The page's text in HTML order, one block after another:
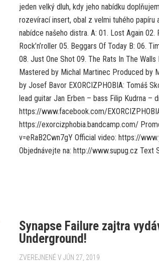
jeden velký dluh, kdy jeho nabídku
rozevírací insert, obal z velmi tuhého papíru
nabídce našeho distra. A: 01. Lost Again
Rock’n’roller 05. Beggars Of Today B: 06.
08. Just One Shot 09. The Rats In The
Mastered by Michal Martinec Produced by
by Josef Bavor EXORCIZPHOBIA: Tomáš
lead guitar Jan Erben – bass Filip Kudrna –
https://www.facebook.com/
https://exorcizphobia.bandcamp.com/
v=eRaB2Cwn7gY Official video: https://
Objednávejte na: http://www.supug.cz Text
Synapse Failure zajtra
Underground!
ZVEREJNENÉ V JÚN 27, 2019